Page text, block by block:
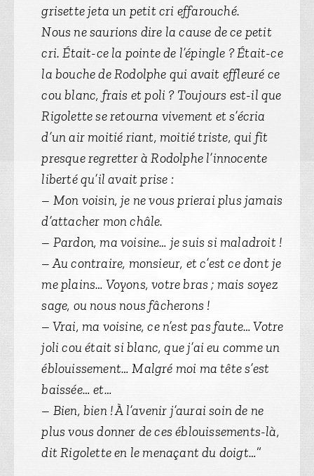
grisette jeta un petit cri effarouché.
Nous ne saurions dire la cause de ce petit
cri. Était-ce la pointe de l’épingle ? Était-ce
la bouche de Rodolphe qui avait effleuré ce
cou blanc, frais et poli ? Toujours est-il que
Rigolette se retourna vivement et s’écria
d’un air moitié riant, moitié triste, qui fit
presque regretter à Rodolphe l’innocente
liberté qu’il avait prise :
– Mon voisin, je ne vous prierai plus jamais
d’attacher mon châle.
– Pardon, ma voisine… je suis si maladroit !
– Au contraire, monsieur, et c’est ce dont je
me plains… Voyons, votre bras ; mais soyez
sage, ou nous nous fâcherons !
– Vrai, ma voisine, ce n’est pas faute… Votre
joli cou était si blanc, que j’ai eu comme un
éblouissement… Malgré moi ma tête s’est
baissée… et…
– Bien, bien ! À l’avenir j’aurai soin de ne
plus vous donner de ces éblouissements-là,
dit Rigolette en le menaçant du doigt…”